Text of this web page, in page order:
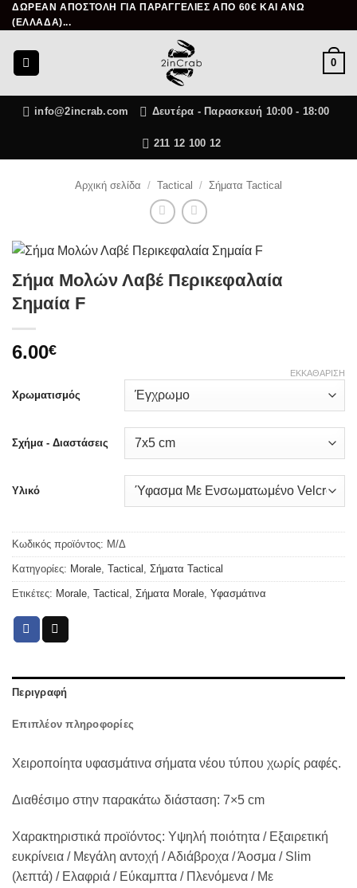
Μετάβαση
στο
περιεχόμενο
ΔΩΡΕΑΝ ΑΠΟΣΤΟΛΗ ΓΙΑ ΠΑΡΑΓΓΕΛΙΕΣ ΑΠΟ 60€ ΚΑΙ ΑΝΩ
(ΕΛΛΑΔΑ)...
0
info@2incrab.com Δευτέρα - Παρασκευή 10:00 - 18:00
211 12 100 12
Αρχική σελίδα / Tactical / Σήματα Tactical
Σήμα Μολών Λαβέ Περικεφαλαία
Σημαία F
6.00€
Χρωματισμός
Σχήμα - Διαστάσεις
Υλικό
ΕΚΚΑΘΆΡΙΣΗ
Κωδικός προϊόντος: Μ/Δ
Κατηγορίες: Morale, Tactical , Σήματα Tactical
Ετικέτες: Morale, Tactical , Σήματα Morale, Υφασμάτινα
Περιγραφή
Επιπλέον πληροφορίες
Χειροποίητα υφασμάτινα σήματα νέου τύπου χωρίς ραφές.
Διαθέσιμο στην παρακάτω διάσταση: 7×5 cm
Χαρακτηριστικά προϊόντος: Υψηλή ποιότητα / Εξαιρετική
ευκρίνεια / Μεγάλη αντοχή / Αδιάβροχα / Άοσμα / Slim
(λεπτά) / Ελαφριά / Εύκαμπτα / Πλενόμενα / Με